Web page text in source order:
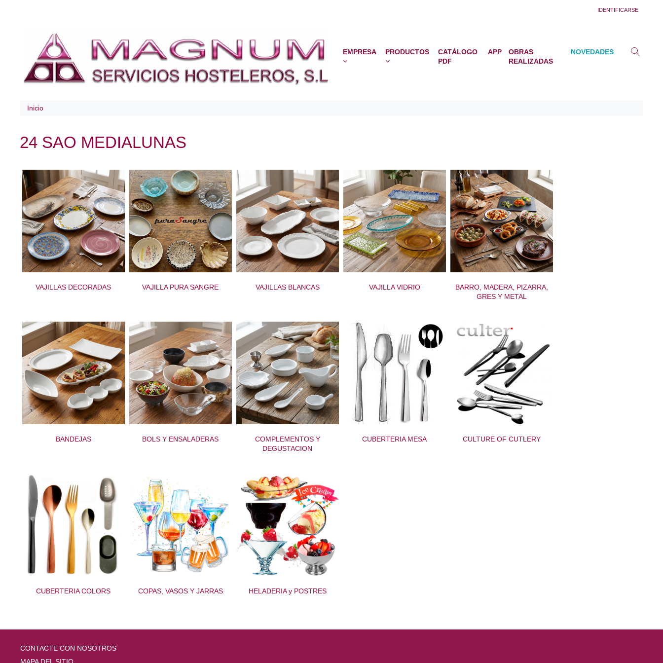
IDENTIFICARSE
EMPRESA PRODUCTOS
CATÁLOGO
PDF
APP
OBRAS
REALIZADAS
NOVEDADES
Inicio
24 SAO MEDIALUNAS
VAJILLAS DECORADAS VAJILLA PURA SANGRE VAJILLAS BLANCAS VAJILLA VIDRIO
BARRO, MADERA, PIZARRA,
GRES Y METAL
BANDEJAS BOLS Y ENSALADERAS
COMPLEMENTOS Y
DEGUSTACION
CUBERTERIA MESA CULTURE OF CUTLERY
CUBERTERIA COLORS COPAS, VASOS Y JARRAS HELADERIA y POSTRES
CONTACTE CON NOSOTROS